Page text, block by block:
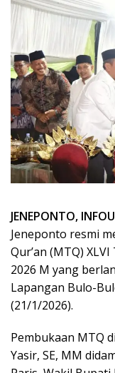
JENEPONTO,
Jeneponto resmi
Qur’an (MTQ)
2026 M yang
Lapangan Bulo-
(21/1/2026).
Pembukaan MTQ
Yasir, SE, MM